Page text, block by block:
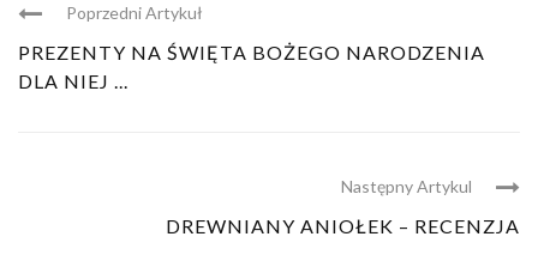
Poprzedni Artykuł
PREZENTY NA ŚWIĘTA BOŻEGO NARODZENIA
DLA NIEJ ...
Następny Artykul
DREWNIANY ANIOŁEK – RECENZJA